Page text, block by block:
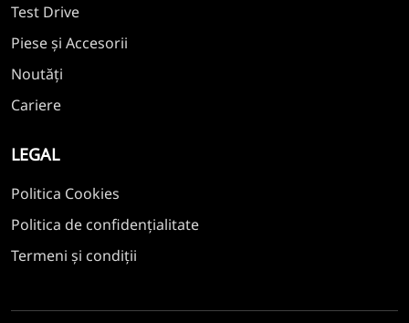
Test Drive
Piese și Accesorii
Noutăți
Cariere
LEGAL
Politica Cookies
Politica de confidențialitate
Termeni și condiții